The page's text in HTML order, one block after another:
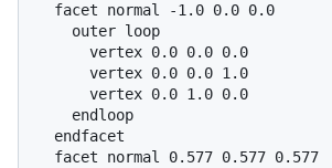
  facet normal -1.0 0.0 0.0
    outer loop
      vertex 0.0 0.0 0.0
      vertex 0.0 0.0 1.0
      vertex 0.0 1.0 0.0
    endloop
  endfacet
  facet normal 0.577 0.577 0.577